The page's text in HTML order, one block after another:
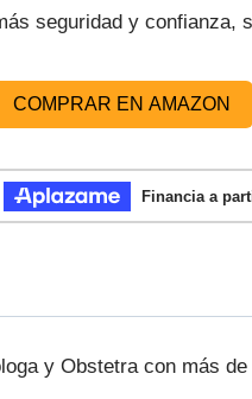
seguridad y confianza,
COMPRAR EN AMAZON
y Obstetra con más de